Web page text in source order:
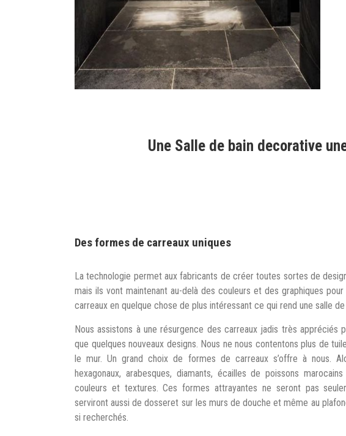
Une Salle de bain decorative
Des formes de carreaux uniques
La technologie permet aux fabricants de créer toutes sortes de
mais ils vont maintenant au-delà des couleurs et des graphiques
carreaux en quelque chose de plus intéressant ce qui rend une salle
Nous assistons à une résurgence des carreaux jadis très appréciés
que quelques nouveaux designs. Nous ne nous contentons plus de
le mur. Un grand choix de formes de carreaux s’offre à nous.
hexagonaux, arabesques, diamants, écailles de poissons
couleurs et textures. Ces formes attrayantes ne seront pas
serviront aussi de dosseret sur les murs de douche et même au
si recherchés.